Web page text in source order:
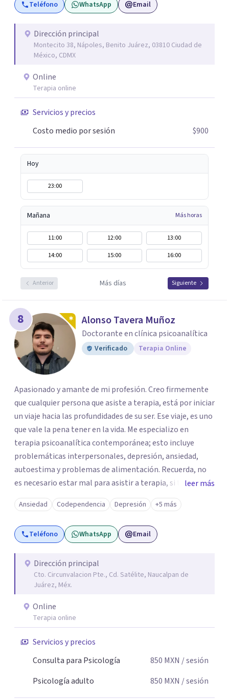
posible. En el viaje de tu vida. ¿Te das cuenta que tienes
objetivos pero también hay momentos en los que has
experimentado situaciones que no te favorecen y te
gustaría que fueran diferentes? Pedir ayuda es el primer
paso para encontrar soluciones.
Teléfono WhatsApp Email
Dirección principal
Montecito 38, Nápoles, Benito Juárez, 03810 Ciudad de
México, CDMX
Online
Terapia online
Servicios y precios
Costo medio por sesión
$900
Hoy
23:00
Mañana Más horas
11:00 12:00
13:00
14:00
15:00 16:00
Anterior Más días Siguiente
8 Alonso Tavera Muñoz
Doctorante en clínica psicoanalítica
Verificado Terapia Online
Apasionado y amante de mi profesión. Creo firmemente
que cualquier persona que asiste a terapia, está por iniciar
un viaje hacia las profundidades de su ser. Ese viaje, es uno
que vale la pena tener en la vida. Me especializo en
terapia psicoanalítica contemporánea; esto incluye
problemáticas interpersonales, depresión, ansiedad,
autoestima y problemas de alimentación. Recuerda, no
es necesario estar mal para asistir a terapia, si tienes una
duda sobre tu vida o sobre como te sientes, basta para
empezar un viaje invaluable. ¡No dudes en contactarme
para agendar tu primera cita, con gusto te acompañaré
en este proceso!
leer más
Ansiedad Codependencia Depresión +5 más
Teléfono WhatsApp Email
Dirección principal
Cto. Circunvalacion Pte., Cd. Satélite, Naucalpan de
Juárez, Méx.
Online
Terapia online
Servicios y precios
Consulta para Psicología
850 MXN / sesión
Psicología adulto
850 MXN / sesión